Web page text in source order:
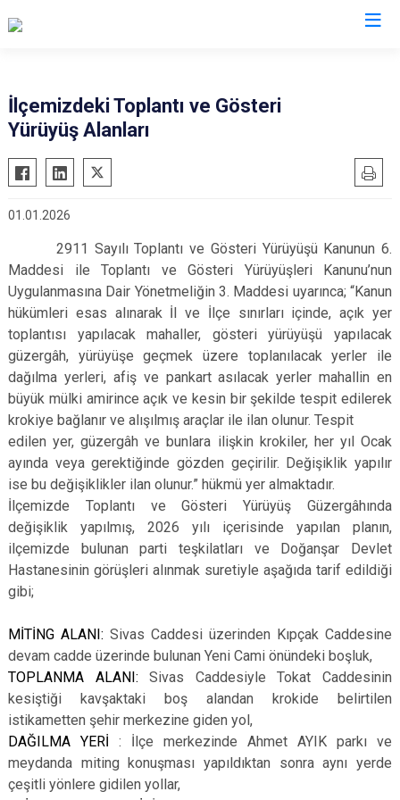
Akıncılar
Altınyayla
Doğanşar
Gölova
Gürün
Hafik
Suşehri
Ulaş
Yıldızeli
Zara
İlçemizdeki Toplantı ve Gösteri
Yürüyüş Alanları
01.01.2026
2911 Sayılı Toplantı ve Gösteri Yürüyüşü Kanunun 6.
Maddesi ile Toplantı ve Gösteri Yürüyüşleri Kanunu’nun
Uygulanmasına Dair Yönetmeliğin 3. Maddesi uyarınca; “Kanun
hükümleri esas alınarak İl ve İlçe sınırları içinde, açık yer
toplantısı yapılacak mahaller, gösteri yürüyüşü yapılacak
güzergâh, yürüyüşe geçmek üzere toplanılacak yerler ile
dağılma yerleri, afiş ve pankart asılacak yerler mahallin en
büyük mülki amirince açık ve kesin bir şekilde tespit edilerek
krokiye bağlanır ve alışılmış araçlar ile ilan olunur. Tespit
edilen yer, güzergâh ve bunlara ilişkin krokiler, her yıl Ocak
ayında veya gerektiğinde gözden geçirilir. Değişiklik yapılır
ise bu değişiklikler ilan olunur.” hükmü yer almaktadır.
İlçemizde Toplantı ve Gösteri Yürüyüş Güzergâhında
değişiklik yapılmış, 2026 yılı içerisinde yapılan planın,
ilçemizde bulunan parti teşkilatları ve Doğanşar Devlet
Hastanesinin görüşleri alınmak suretiyle aşağıda tarif edildiği
gibi;
MİTİNG ALANI: Sivas Caddesi üzerinden Kıpçak Caddesine
devam cadde üzerinde bulunan Yeni Cami önündeki boşluk,
TOPLANMA ALANI: Sivas Caddesiyle Tokat Caddesinin
kesiştiği kavşaktaki boş alandan krokide belirtilen
istikametten şehir merkezine giden yol,
DAĞILMA YERİ : İlçe merkezinde Ahmet AYIK parkı ve
meydanda miting konuşması yapıldıktan sonra aynı yerde
çeşitli yönlere gidilen yollar,